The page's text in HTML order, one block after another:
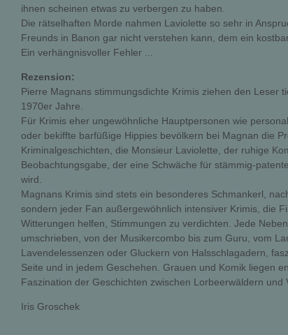
ihnen scheinen etwas zu verbergen zu haben.
Die rätselhaften Morde nahmen Laviolette so sehr in
Freunds in Banon gar nicht verstehen kann, dem ein
Ein verhängnisvoller Fehler ...
Rezension:
Pierre Magnans stimmungsdichte Krimis ziehen den Leser
1970er Jahre.
Für Krimis eher ungewöhnliche Hauptpersonen wie
oder bekiffte barfüßige Hippies bevölkern bei Magnan die
Kriminalgeschichten, die Monsieur Laviolette, der ruhige
Beobachtungsgabe, der eine Schwäche für stämmig-
wird.
Magnans Krimis sind stets ein besonderes Schmankerl,
sondern jeder Fan außergewöhnlich intensiver Krimis, die
Witterungen helfen, Stimmungen zu verdichten. Jede
umschrieben, von der Musikercombo bis zum Guru, vom
Lavendelessenzen oder Gluckern von Halsschlagadern,
Seite und in jedem Geschehen. Grauen und Komik liegen
Faszination der Geschichten zwischen Lorbeerwäldern und
Iris Groschek